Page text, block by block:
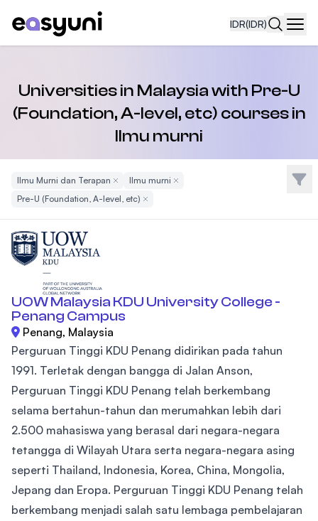
IDR(IDR)
Universities in Malaysia with Pre-U
(Foundation, A-level, etc) courses in
Ilmu murni
Ilmu Murni dan Terapan Remove Filter
Ilmu murni Remove Filter
Pre-U (Foundation, A-level, etc) Remove Filter
Filter
UOW Malaysia KDU University College -
Penang Campus
Penang, Malaysia
Perguruan Tinggi KDU Penang didirikan pada tahun
1991. Terletak dengan bangga di Jalan Anson,
Perguruan Tinggi KDU Penang telah berkembang
selama bertahun-tahun dan merumahkan lebih dari
2.500 mahasiswa yang berasal dari negara-negara
tetangga di Wilayah Utara serta negara-negara asing
seperti Thailand, Indonesia, Korea, China, Mongolia,
Jepang dan Eropa. Perguruan Tinggi KDU Penang telah
berkembang menjadi salah satu lembaga pembelajaran